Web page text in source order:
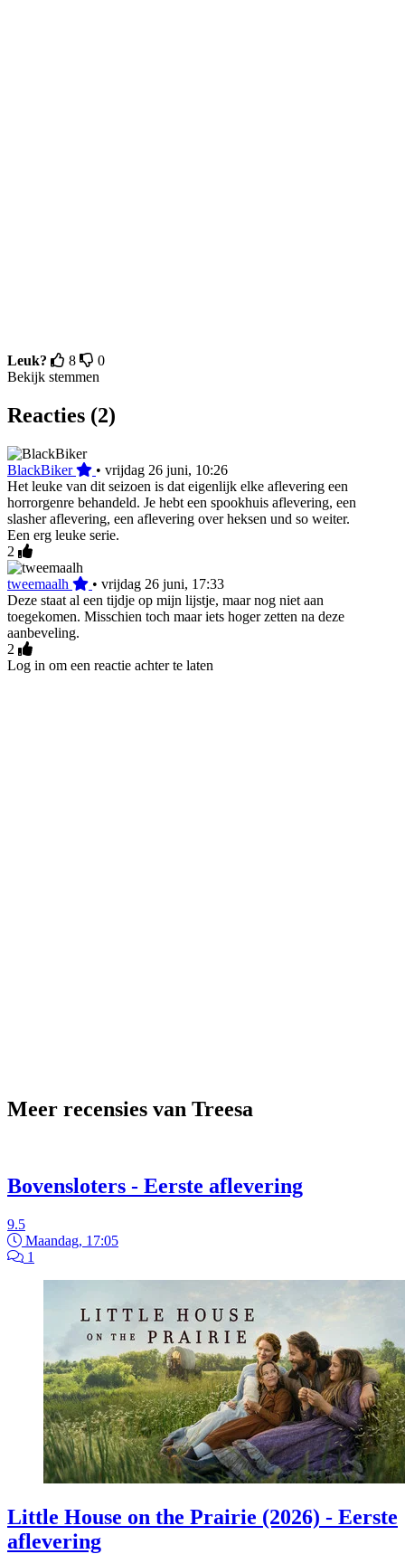
Leuk? 8
0
Bekijk stemmen
Reacties (2)
BlackBiker • vrijdag 26 juni, 10:26
Het leuke van dit seizoen is dat eigenlijk elke aflevering een
horrorgenre behandeld. Je hebt een spookhuis aflevering, een
slasher aflevering, een aflevering over heksen und so weiter.
Een erg leuke serie.
2
tweemaalh • vrijdag 26 juni, 17:33
Deze staat al een tijdje op mijn lijstje, maar nog niet aan
toegekomen. Misschien toch maar iets hoger zetten na deze
aanbeveling.
2
Log in om een reactie achter te laten
Meer recensies van Treesa
Bovensloters - Eerste aflevering
9.5
Maandag, 17:05
1
Little House on the Prairie (2026) - Eerste
aflevering